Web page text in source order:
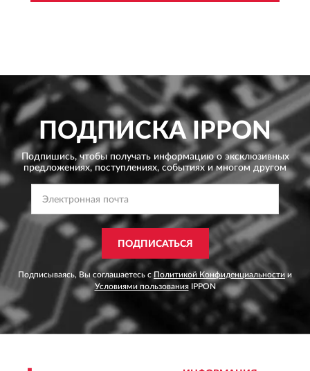
ПОДПИСКАIPPON
Подпишись, чтобы получать информацию о эксклюзивных
предложениях,поступлениях, событиях и многом другом
ПОДПИСАТЬСЯ
Подписываясь, Вы соглашаетесь с Политикой Конфиденциальности и
Условиями пользованияIPPON